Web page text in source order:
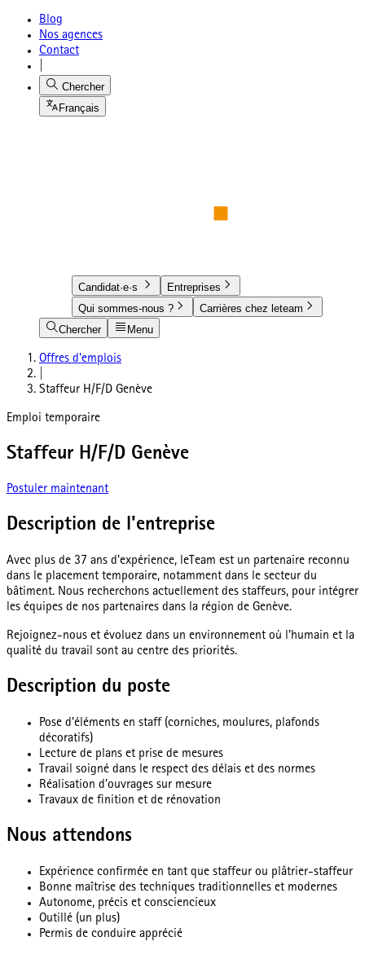
Blog
Nos agences
Contact
Chercher
Français
Candidat·e·s
Entreprises
Qui sommes-nous ?
Carrières chez leteam
Chercher
Menu
Offres d'emplois
Staffeur H/F/D Genève
Emploi temporaire
Staffeur H/F/D Genève
Postuler maintenant
Description de l'entreprise
Avec plus de 37 ans d’expérience, leTeam est un partenaire reconnu
dans le placement temporaire, notamment dans le secteur du
bâtiment. Nous recherchons actuellement des staffeurs, pour intégrer
les équipes de nos partenaires dans la région de Genève.
Rejoignez-nous et évoluez dans un environnement où l’humain et la
qualité du travail sont au centre des priorités.
Description du poste
Pose d’éléments en staff (corniches, moulures, plafonds
décoratifs)
Lecture de plans et prise de mesures
Travail soigné dans le respect des délais et des normes
Réalisation d’ouvrages sur mesure
Travaux de finition et de rénovation
Nous attendons
Expérience confirmée en tant que staffeur ou plâtrier-staffeur
Bonne maîtrise des techniques traditionnelles et modernes
Autonome, précis et consciencieux
Outillé (un plus)
Permis de conduire apprécié